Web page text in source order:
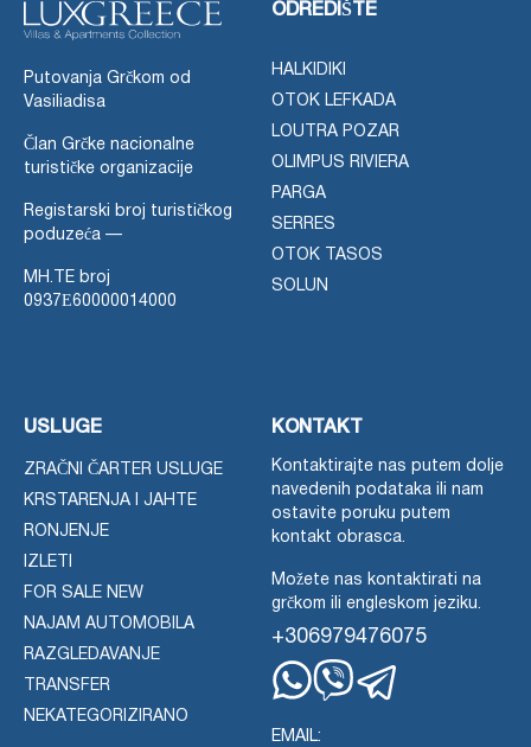
Putovanja Grčkom od
Vasiliadisa
Član Grčke nacionalne
turističke organizacije
Registarski broj turističkog
poduzeća —
MH.TE broj
0937Ε60000014000
ODREDIŠTE
HALKIDIKI
OTOK LEFKADA
LOUTRA POZAR
OLIMPUS RIVIERA
PARGA
SERRES
OTOK TASOS
SOLUN
USLUGE
ZRAČNI ČARTER USLUGE
KRSTARENJA I JAHTE
RONJENJE
IZLETI
FOR SALE NEW
NAJAM AUTOMOBILA
RAZGLEDAVANJE
TRANSFER
NEKATEGORIZIRANO
KONTAKT
Kontaktirajte nas putem dolje
navedenih podataka ili nam
ostavite poruku putem
kontakt obrasca.
Možete nas kontaktirati na
grčkom ili engleskom jeziku.
+306979476075
EMAIL: